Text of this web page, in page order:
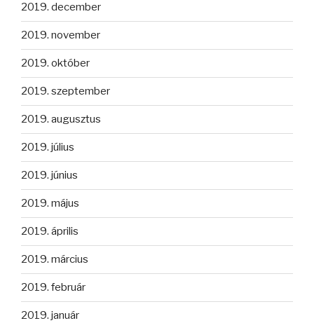
2019. december
2019. november
2019. október
2019. szeptember
2019. augusztus
2019. július
2019. június
2019. május
2019. április
2019. március
2019. február
2019. január